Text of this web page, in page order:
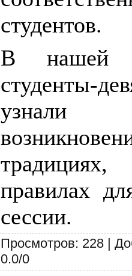
студентов.
В нашей
студенты-
узнали
правилах
сессии.
Просмотров: 228 |
0.0/0